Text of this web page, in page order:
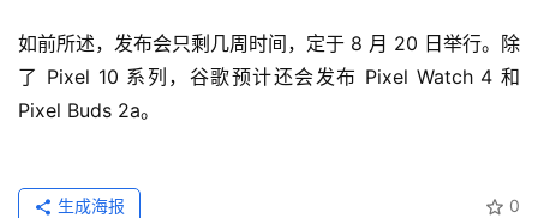
如前所述，发布会只剩几周时间，定于 8 月 20 日举行。除
了 Pixel 10 系列，谷歌预计还会发布 Pixel Watch 4 和
Pixel Buds 2a。
0
生成海报